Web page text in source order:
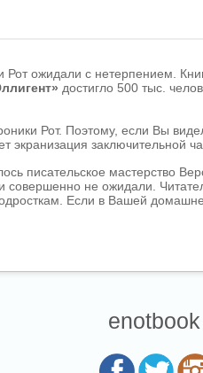
Рот ожидали с нетерпением.
достигло 500 тыс.
Рот. Поэтому, если Вы
экранизация заключительной
писательское мастерство
совершенно не ожидали.
Если в Вашей